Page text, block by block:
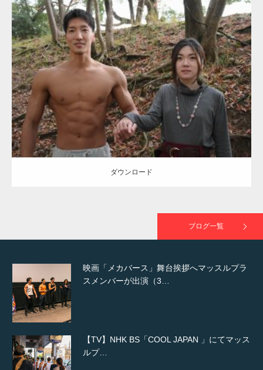
Update:2021.07.8
Category:公園のマッチョ その他 AKIHITO(細マッチョ) 大胸筋 腹筋
ダウンロード
ダウンロード
ブログ一覧
TOKYO FMラジオ番組「ONE MORNING」
で紹介さ…
NHK「所さん！事件ですよ」に取材されまし
た（6/8放送）
映画「メカバース」舞台挨拶へマッスルプラ
スメンバーが出演（3…
【TV】NHK BS「COOL JAPAN 」にてマッス
ルプ…